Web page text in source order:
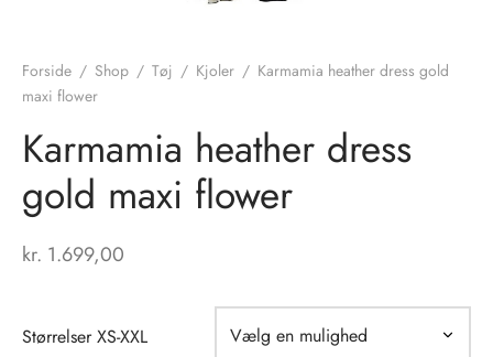
Forside / Shop / Tøj / Kjoler / Karmamia heather dress gold
maxi flower
Karmamia heather dress
gold maxi flower
kr. 1.699,00
Størrelser XS-XXL